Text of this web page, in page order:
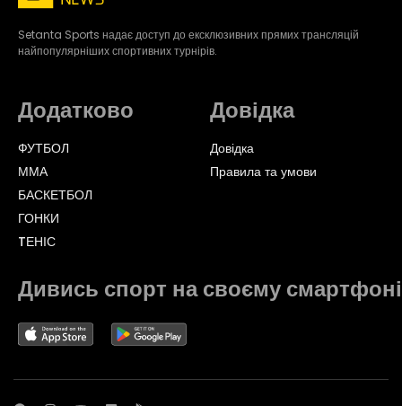
Setanta Sports надає доступ до ексклюзивних прямих трансляцій
найпопулярніших спортивних турнірів.
Додатково
ФУТБОЛ
ММА
БАСКЕТБОЛ
ГОНКИ
TЕНІС
Довідка
Довідка
Правила та умови
Дивись спорт на своєму смартфоні